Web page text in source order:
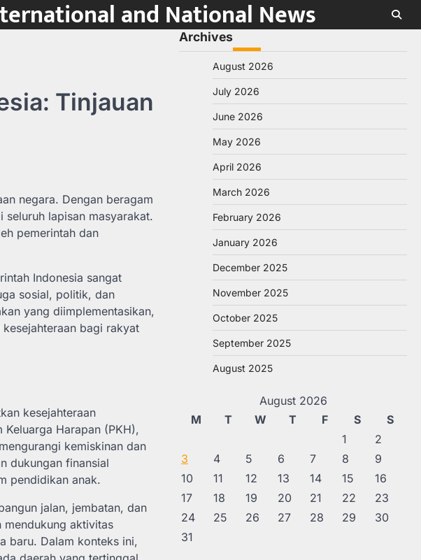
and National News
Tinjauan
negara. Dengan beragam
lapisan masyarakat.
pemerintah dan
Indonesia sangat
sosial, politik, dan
yang diimplementasikan,
bagi rakyat
kesejahteraan
Harapan (PKH),
kemiskinan dan
dukungan finansial
pendidikan anak.
jalan, jembatan, dan
aktivitas
baru. Dalam konteks ini,
Archives
August 2026
July 2026
June 2026
May 2026
April 2026
March 2026
February 2026
January 2026
December 2025
November 2025
October 2025
September 2025
August 2025
August 2026
M
T W T F S
S
1
2
3
4 5 6 7 8
9
10
11 12 13 14 15
16
17
18 19 20 21 22
23
24
25 26 27 28 29
30
31